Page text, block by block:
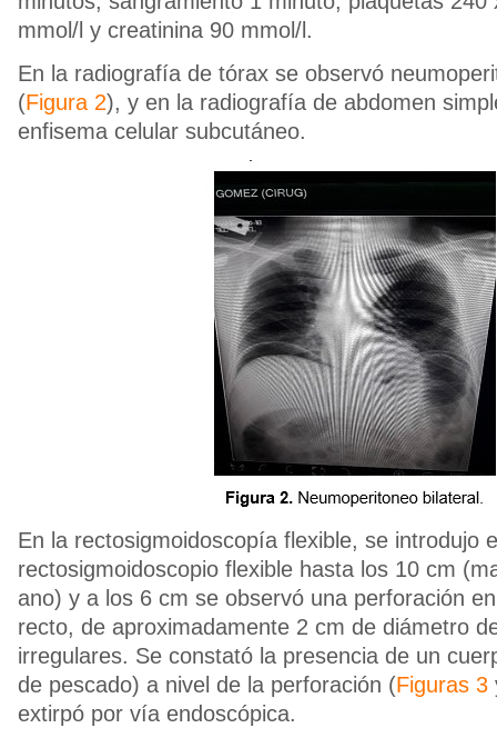
mmol/l y creatinina 90 mmol/l.
En la radiografía de tórax se observó
(Figura 2), y en la radiografía de abdomen
enfisema celular subcutáneo.
En la rectosigmoidoscopía flexible, se introdujo
rectosigmoidoscopio flexible hasta los 10 cm
ano) y a los 6 cm se observó una perforación
recto, de aproximadamente 2 cm de diámetro
irregulares. Se constató la presencia de un
de pescado) a nivel de la perforación (Figuras 3
extirpó por vía endoscópica.